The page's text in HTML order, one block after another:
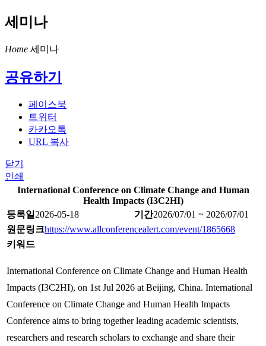
세미나
Home 세미나
공유하기
페이스북
트위터
카카오톡
URL 복사
닫기
인쇄
International Conference on Climate Change and Human
Health Impacts (I3C2HI)
등록일 2026-05-18 기간2026/07/01 ~ 2026/07/01
원문링크https://www.allconferencealert.com/event/1865668
키워드
International Conference on Climate Change and Human Health
Impacts (I3C2HI), on 1st Jul 2026 at Beijing, China. International
Conference on Climate Change and Human Health Impacts
Conference aims to bring together leading academic scientists,
researchers and research scholars to exchange and share their